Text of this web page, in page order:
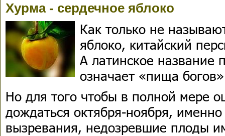
Хурма - сердечное яблоко
Как только не
яблоко, китайский
А латинское название
означает «пища
Но для того чтобы в полной мере
дождаться октября-ноября,
вызревания, недозревшие плоды